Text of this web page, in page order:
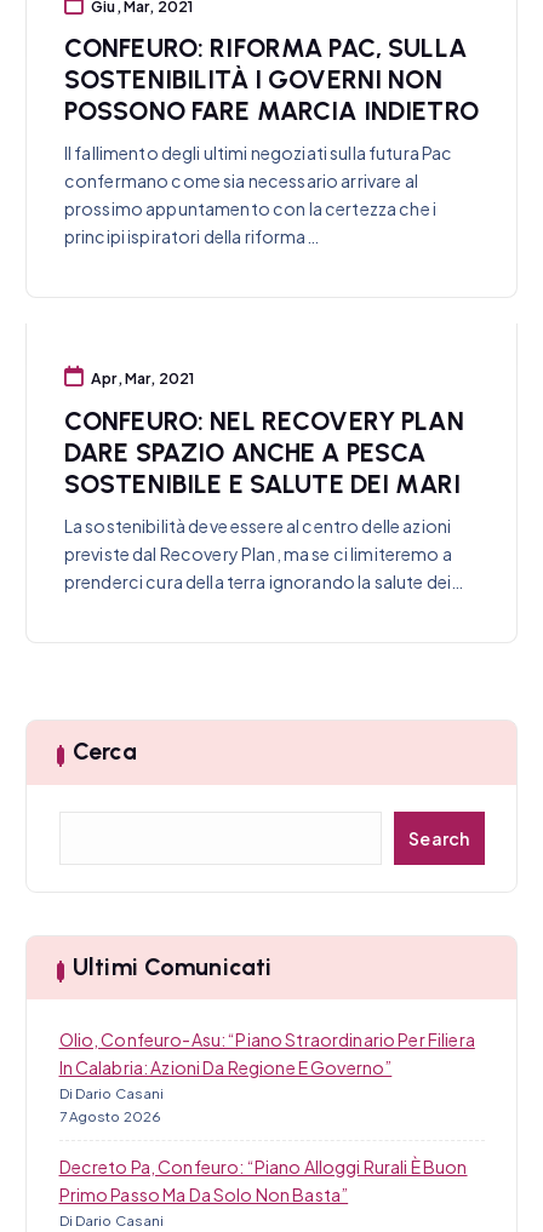
Giu, Mar, 2021
CONFEURO: RIFORMA PAC, SULLA
SOSTENIBILITÀ I GOVERNI NON
POSSONO FARE MARCIA INDIETRO
Il fallimento degli ultimi negoziati sulla futura Pac
confermano come sia necessario arrivare al
prossimo appuntamento con la certezza che i
principi ispiratori della riforma…
Apr, Mar, 2021
CONFEURO: NEL RECOVERY PLAN
DARE SPAZIO ANCHE A PESCA
SOSTENIBILE E SALUTE DEI MARI
La sostenibilità deve essere al centro delle azioni
previste dal Recovery Plan, ma se ci limiteremo a
prenderci cura della terra ignorando la salute dei…
Cerca
a
Search
Ultimi Comunicati
Olio, Confeuro-Asu: “Piano Straordinario Per Filiera
In Calabria: Azioni Da Regione E Governo”
Di Dario Casani
7 Agosto 2026
Decreto Pa, Confeuro: “Piano Alloggi Rurali È Buon
Primo Passo Ma Da Solo Non Basta”
Di Dario Casani